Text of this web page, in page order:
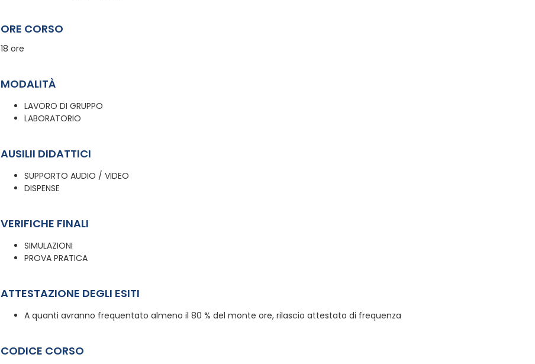
ORE CORSO
18 ore
MODALITÀ
LAVORO DI GRUPPO
LABORATORIO
AUSILII DIDATTICI
SUPPORTO AUDIO / VIDEO
DISPENSE
VERIFICHE FINALI
SIMULAZIONI
PROVA PRATICA
ATTESTAZIONE DEGLI ESITI
A quanti avranno frequentato almeno il 80 % del monte ore, rilascio attestato di frequenza
CODICE CORSO